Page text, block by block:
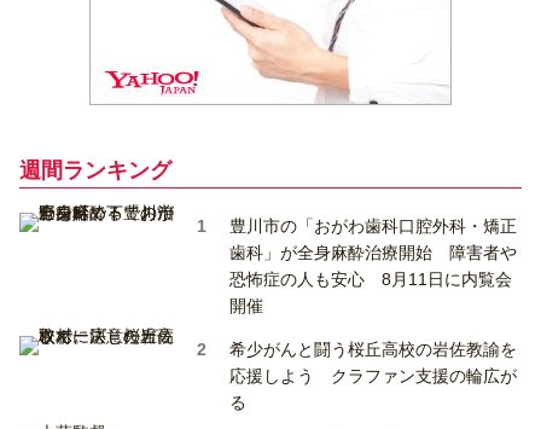
週間ランキング
豊川市の「おがわ歯科口腔外科・矯正
歯科」が全身麻酔治療開始 障害者や
恐怖症の人も安心 8月11日に内覧会
開催
希少がんと闘う桜丘高校の岩佐教諭を
応援しよう クラファン支援の輪広が
る